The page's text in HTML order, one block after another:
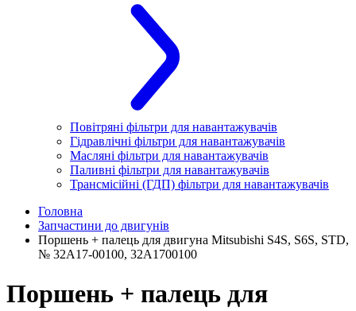
Повітряні фільтри для навантажувачів
Гідравлічні фільтри для навантажувачів
Масляні фільтри для навантажувачів
Паливні фільтри для навантажувачів
Трансмісійні (ГДП) фільтри для навантажувачів
Головна
Запчастини до двигунів
Поршень + палець для двигуна Mitsubishi S4S, S6S, STD,
№ 32A17-00100, 32A1700100
Поршень + палець для